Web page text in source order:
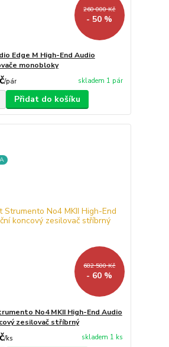
260 000 Kč
- 50 %
Edge M High-End Audio
monobloky
/pár skladem 1 pár
Přidat do košíku
682 500 Kč
- 60 %
No4 MKII High-End Audio
zesilovač stříbrný
/ks skladem 1 ks